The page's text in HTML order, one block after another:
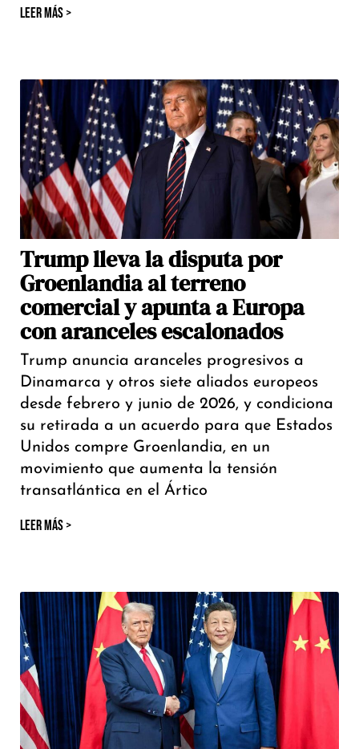
LEER MÁS >
Trump lleva la disputa por
Groenlandia al terreno
comercial y apunta a Europa
con aranceles escalonados
Trump anuncia aranceles progresivos a
Dinamarca y otros siete aliados europeos
desde febrero y junio de 2026, y condiciona
su retirada a un acuerdo para que Estados
Unidos compre Groenlandia, en un
movimiento que aumenta la tensión
transatlántica en el Ártico
LEER MÁS >